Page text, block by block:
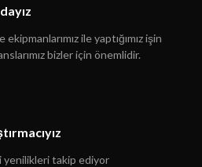
ile yaptığımız işin
bizler için önemlidir.
yenilikleri takip ediyor